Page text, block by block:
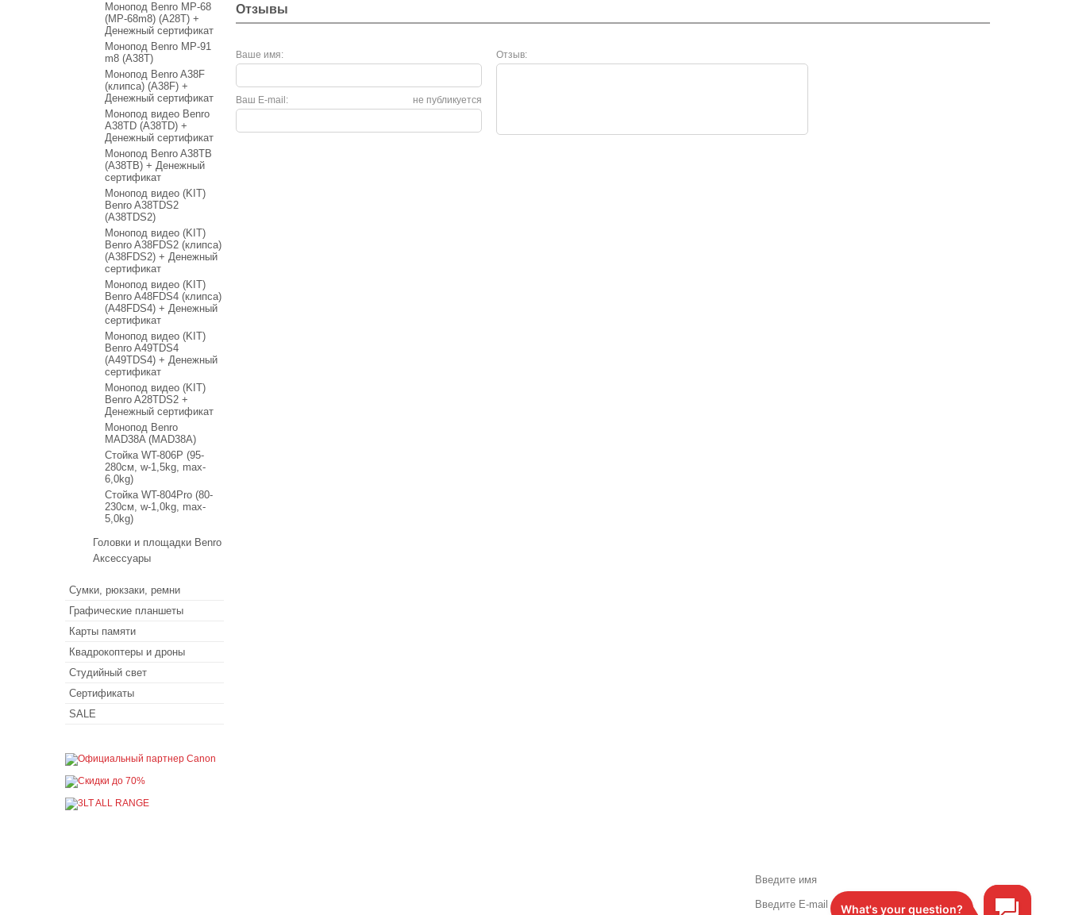
Отзывы
Ваше имя: Отзыв:
не публикуется
Ваш E-mail:
Монопод Benro MP-68
(MP-68m8) (A28T) +
Денежный сертификат
Монопод Benro MP-91
m8 (A38T)
Монопод Benro A38F
(клипса) (A38F) +
Денежный сертификат
Монопод видео Benro
A38TD (A38TD) +
Денежный сертификат
Монопод Benro A38TB
(A38TB) + Денежный
сертификат
Монопод видео (KIT)
Benro A38TDS2
(A38TDS2)
Монопод видео (KIT)
Benro A38FDS2 (клипса)
(A38FDS2) + Денежный
сертификат
Монопод видео (KIT)
Benro A48FDS4 (клипса)
(A48FDS4) + Денежный
сертификат
Монопод видео (KIT)
Benro A49TDS4
(A49TDS4) + Денежный
сертификат
Монопод видео (KIT)
Benro A28TDS2 +
Денежный сертификат
Монопод Benro
MAD38A (MAD38A)
Стойка WT-806P (95-
280см, w-1,5kg, max-
6,0kg)
Стойка WT-804Pro (80-
230см, w-1,0kg, max-
5,0kg)
Головки и площадки Benro
Аксессуары
Сумки, рюкзаки, ремни
Графические планшеты
Карты памяти
Квадрокоптеры и дроны
Студийный свет
Сертификаты
SALE